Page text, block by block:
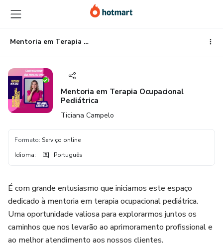
para
o
conteúdo
principal
para
o
pagamento
para
o
rodapé
Mentoria em Terapia Ocupacional Pediátrica
Mentoria em Terapia Ocupacional
Pediátrica
Ticiana Campelo
Formato: Serviço online
Idioma: Português
É com grande entusiasmo que iniciamos este espaço
dedicado à mentoria em terapia ocupacional pediátrica.
Uma oportunidade valiosa para explorarmos juntos os
caminhos que nos levarão ao aprimoramento profissional e
ao melhor atendimento aos nossos clientes.